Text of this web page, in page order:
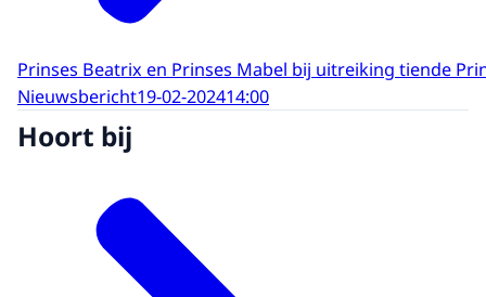
Prinses Beatrix en Prinses Mabel bij uitreiking tiende
Nieuwsbericht19-02-202414:00
Hoort bij